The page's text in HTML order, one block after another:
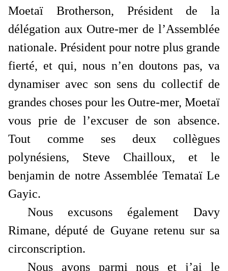
Moetaï Brotherson, Président de la
délégation aux Outre-mer de l’Assemblée
nationale. Président pour notre plus grande
fierté, et qui, nous n’en doutons pas, va
dynamiser avec son sens du collectif de
grandes choses pour les Outre-mer, Moetaï
vous prie de l’excuser de son absence.
Tout comme ses deux collègues
polynésiens, Steve Chailloux, et le
benjamin de notre Assemblée Temataï Le
Gayic.
Nous excusons également Davy
Rimane, député de Guyane retenu sur sa
circonscription.
Nous avons parmi nous et j’ai le